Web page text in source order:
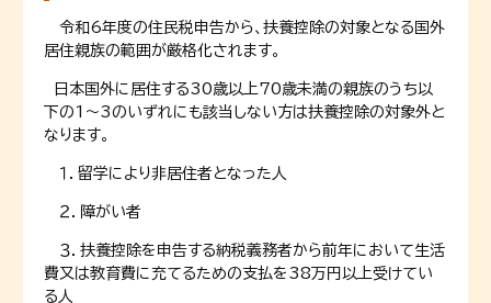
令和6年度の住民税申告から、扶養控除の対象となる国外
居住親族の範囲が厳格化されます。
日本国外に居住する30歳以上70歳未満の親族のうち以
下の1～3のいずれにも該当しない方は扶養控除の対象外と
なります。
１．留学により非居住者となった人
２．障がい者
３．扶養控除を申告する納税義務者から前年において生活
費又は教育費に充てるための支払を38万円以上受けてい
る人